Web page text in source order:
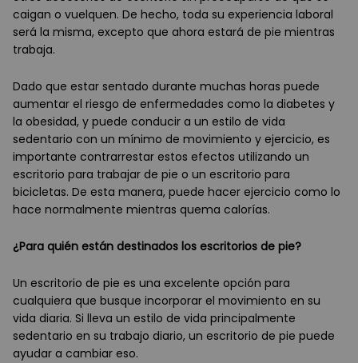
caigan o vuelquen. De hecho, toda su experiencia laboral
será la misma, excepto que ahora estará de pie mientras
trabaja.
Dado que estar sentado durante muchas horas puede
aumentar el riesgo de enfermedades como la diabetes y
la obesidad, y puede conducir a un estilo de vida
sedentario con un mínimo de movimiento y ejercicio, es
importante contrarrestar estos efectos utilizando un
escritorio para trabajar de pie o un escritorio para
bicicletas. De esta manera, puede hacer ejercicio como lo
hace normalmente mientras quema calorías.
¿Para quién están destinados los escritorios de pie?
Un escritorio de pie es una excelente opción para
cualquiera que busque incorporar el movimiento en su
vida diaria. Si lleva un estilo de vida principalmente
sedentario en su trabajo diario, un escritorio de pie puede
ayudar a cambiar eso.